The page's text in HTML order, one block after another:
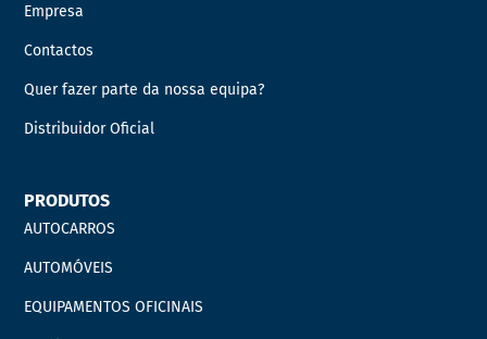
Empresa
Contactos
Quer fazer parte da nossa equipa?
Distribuidor Oficial
PRODUTOS
AUTOCARROS
AUTOMÓVEIS
EQUIPAMENTOS OFICINAIS